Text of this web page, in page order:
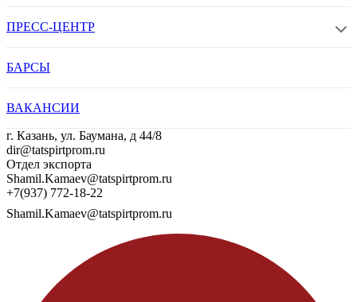
ПРЕСС-ЦЕНТР
БАРСЫ
ВАКАНСИИ
г. Казань, ул. Баумана, д 44/8
dir@tatspirtprom.ru
Отдел экспорта
Shamil.Kamaev@tatspirtprom.ru
+7(937) 772-18-22
Shamil.Kamaev@tatspirtprom.ru